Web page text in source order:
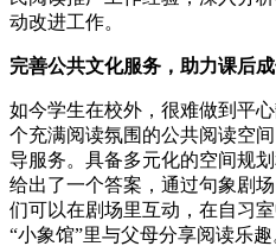
动改进工作。
完善公共文化服务，助力课后
如今学生在校外，很难做到平
个充满阅读氛围的公共阅读空
导服务。具备多元化的空间规
给出了一个答案，通过句象剧
们可以在剧场里互动，在自习
“小象馆”里与父母分享阅读乐